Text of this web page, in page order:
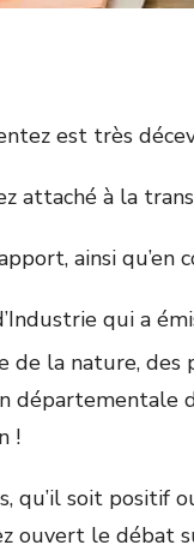
est très
attaché à la
ainsi qu’en
qui a
de la nature,
!
qu’il soit positif
ouvert le